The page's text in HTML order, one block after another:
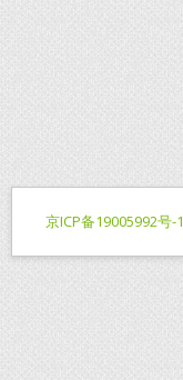
京ICP备19005992号-1